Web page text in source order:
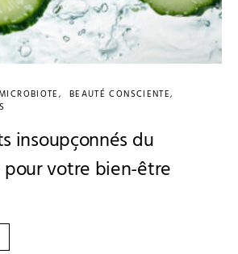
BEAUTÉ CONSCIENTE
insoupçonnés du
votre bien-être